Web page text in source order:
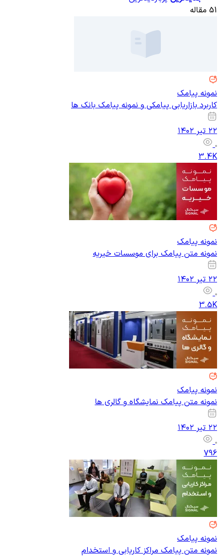
51 مقاله
نمونه پیامک
کاربرد بازاریابی پیامکی و نمونه پیامک بانک ها
۲۲ تیر ۱۴۰۲
3.4K
نمونه پیامک
نمونه متن پیامک برای موسسات خیریه
۲۲ تیر ۱۴۰۲
3.5K
نمونه پیامک
نمونه متن پیامک نمایشگاه و گالری ها
۲۲ تیر ۱۴۰۲
796
نمونه پیامک
نمونه متن پیامک مراکز کاریابی و استخدام